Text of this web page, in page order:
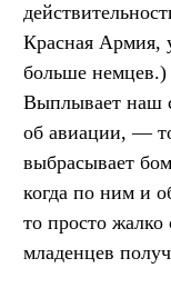
Красная Армия,
больше
Выплывает наш
об авиации, —
выбрасывает
когда по ним и
то просто жалко
младенцев